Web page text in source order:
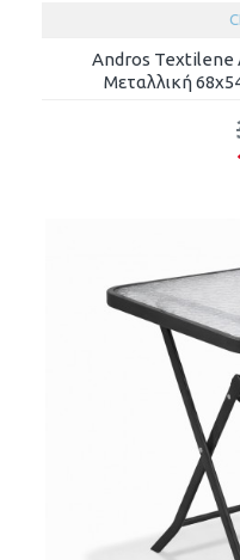
Andros Textilene
Μεταλλική